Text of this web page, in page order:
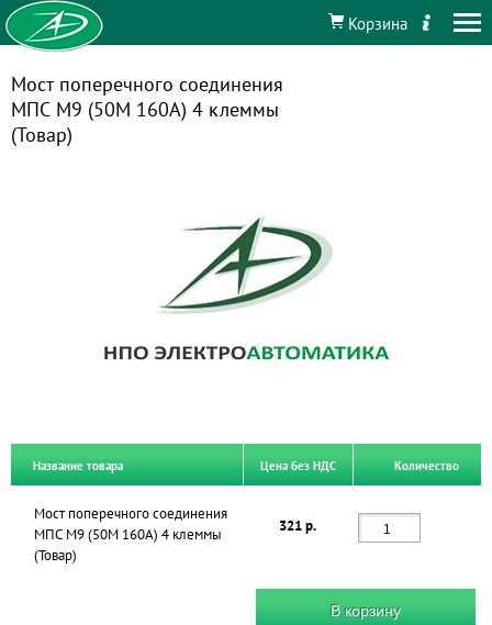
Корзина
Мост поперечного соединения
МПС М9 (50М 160А) 4 клеммы
(Товар)
Название товара Цена без НДС Количество
Мост поперечного соединения
МПС М9 (50М 160А) 4 клеммы
(Товар)
321 р.
В корзину